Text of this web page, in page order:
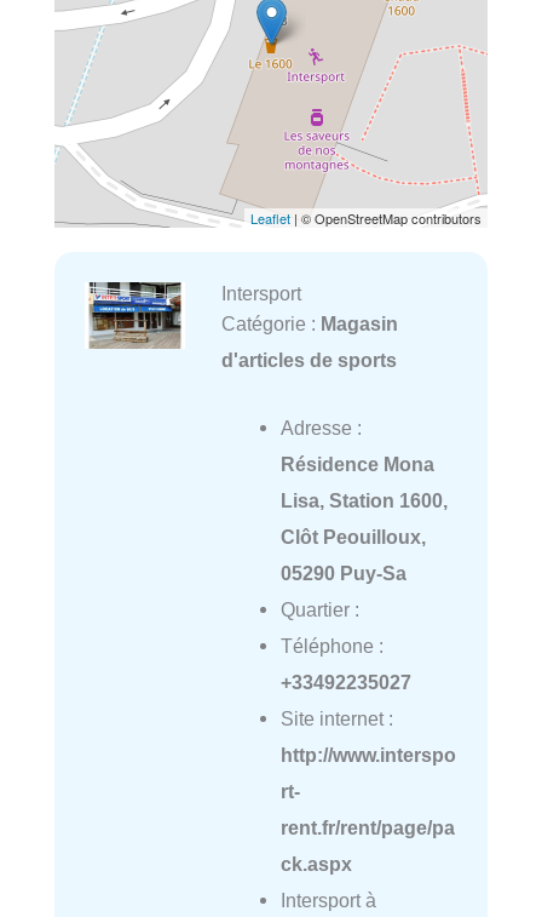
Leaflet | © OpenStreetMap contributors
Intersport
Catégorie : Magasin
d'articles de sports
Adresse :
Résidence Mona
Lisa, Station 1600,
Clôt Peouilloux,
05290 Puy-Sa
Quartier :
Téléphone :
+33492235027
Site internet :
http://www.interspo
rt-
rent.fr/rent/page/pa
ck.aspx
Intersport à